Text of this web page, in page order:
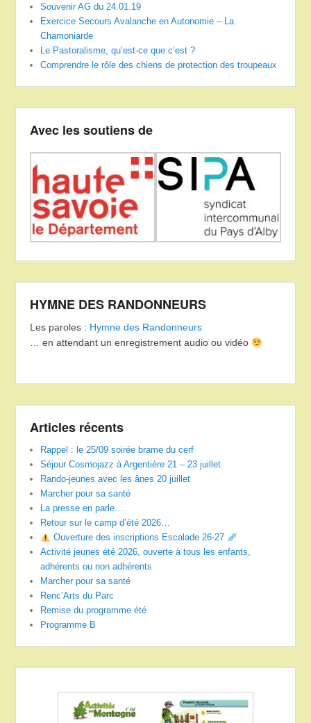
Souvenir AG du 24.01.19
Exercice Secours Avalanche en Autonomie – La
Chamoniarde
Le Pastoralisme, qu’est-ce que c’est ?
Comprendre le rôle des chiens de protection des troupeaux
Avec les soutiens de
HYMNE DES RANDONNEURS
Les paroles : Hymne des Randonneurs
… en attendant un enregistrement audio ou vidéo
Articles récents
Rappel : le 25/09 soirée brame du cerf
Séjour Cosmojazz à Argentière 21 – 23 juillet
Rando-jeunes avec les ânes 20 juillet
Marcher pour sa santé
La presse en parle…
Retour sur le camp d’été 2026…
Ouverture des inscriptions Escalade 26-27
Activité jeunes été 2026, ouverte à tous les enfants,
adhérents ou non adhérents
Marcher pour sa santé
Renc’Arts du Parc
Remise du programme été
Programme B